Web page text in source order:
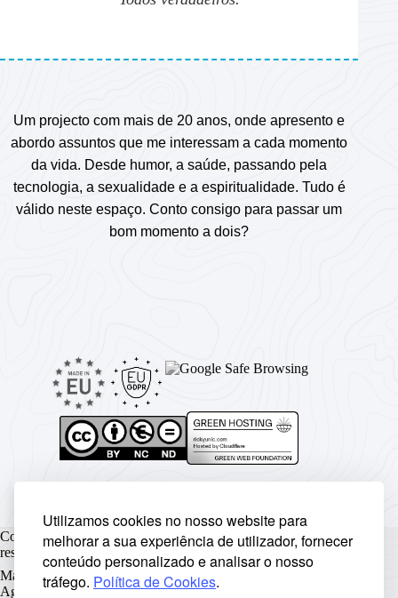
Utilizamos cookies no nosso website para
melhorar a sua experiência de utilizador, fornecer
conteúdo personalizado e analisar o nosso
tráfego. Política de Cookies.
Um projecto com mais de 20 anos, onde apresento e
abordo assuntos que me interessam a cada momento
da vida. Desde humor, a saúde, passando pela
tecnologia, a sexualidade e a espiritualidade. Tudo é
válido neste espaço. Conto consigo para passar um
bom momento a dois?
Copyright © Rickyunic World® 2004 - 2026 | Todos os direitos
reservados.
Made with ♥ by Rickyunic . Crafted with care by
Agency .